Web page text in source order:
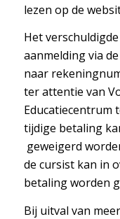
lezen op de
Het
aanmelding via
naar
ter attentie van
Educatiecentrum
tijdige betaling
geweigerd
de cursist kan in
betaling worden
Bij uitval van